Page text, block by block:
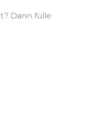
Dann fülle